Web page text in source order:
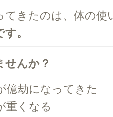
きたのは、体の使
。
せんか？
億劫になってきた
重くなる